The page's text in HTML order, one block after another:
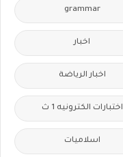
grammar
اخبار
اخبار الرياضة
اختبارات الكترونيه 1 ث
اسلاميات